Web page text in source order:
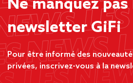
Ne manquez pas
newsletter GiFi
Pour être informé des
privées, inscrivez-vous à la